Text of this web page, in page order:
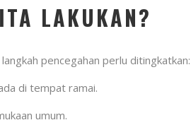
LAKUKAN?
pencegahan perlu ditingkatkan:
di tempat ramai.
umum.